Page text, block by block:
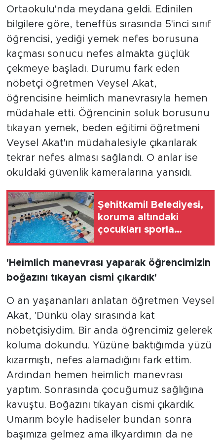
Ortaokulu'nda meydana geldi. Edinilen
bilgilere göre, teneffüs sırasında 5'inci sınıf
öğrencisi, yediği yemek nefes borusuna
kaçması sonucu nefes almakta güçlük
çekmeye başladı. Durumu fark eden
nöbetçi öğretmen Veysel Akat,
öğrencisine heimlich manevrasıyla hemen
müdahale etti. Öğrencinin soluk borusunu
tıkayan yemek, beden eğitimi öğretmeni
Veysel Akat'ın müdahalesiyle çıkarılarak
tekrar nefes alması sağlandı. O anlar ise
okuldaki güvenlik kameralarına yansıdı.
Şehitkamil Belediyesi,
koruma altındaki
çocukları sporla
'Heimlich manevrası yaparak öğrencimizin
boğazını tıkayan cismi çıkardık'
O an yaşananları anlatan öğretmen Veysel
Akat, 'Dünkü olay sırasında kat
nöbetçisiydim. Bir anda öğrencimiz gelerek
koluma dokundu. Yüzüne baktığımda yüzü
kızarmıştı, nefes alamadığını fark ettim.
Ardından hemen heimlich manevrası
yaptım. Sonrasında çocuğumuz sağlığına
kavuştu. Boğazını tıkayan cismi çıkardık.
Umarım böyle hadiseler bundan sonra
başımıza gelmez ama ilkyardımın da ne